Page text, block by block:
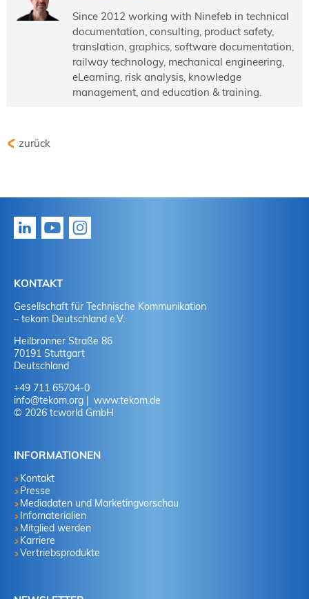
Since 2012 working with Ninefeb in technical
documentation, consulting, product safety,
translation, graphics, software documentation,
railway technology, mechanical engineering,
eLearning, risk analysis, knowledge
management, and education & training.
zurück
KONTAKT
Gesellschaft für Technische Kommunikation
– tekom Deutschland e.V.
Heilbronner Straße 86
70191 Stuttgart
Deutschland
+49 711 65704-0
info@tekom.org
www.tekom.de
© 2026 tcworld GmbH
INFORMATIONEN
Kontakt
Presse
Mediadaten und Marketingvorschau
Infomaterialien
Mitglied werden
Karriere
Vertriebsprodukte